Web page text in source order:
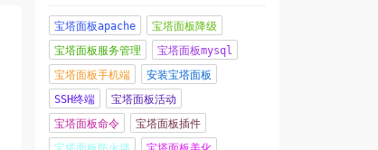
宝塔面板apache
宝塔面板降级
宝塔面板服务管理
宝塔面板mysql
宝塔面板手机端
安装宝塔面板
SSH终端
宝塔面板活动
宝塔面板命令
宝塔面板插件